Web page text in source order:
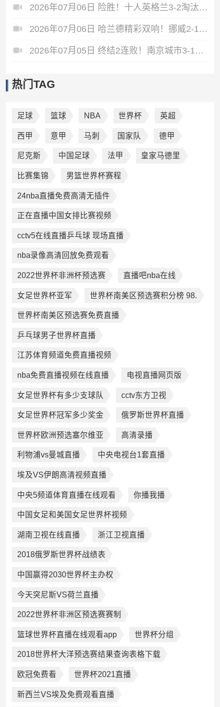
2026年07月06日 险胜！十人英格兰3-2淘汰墨西哥 贝林双响凯恩点射+送点宽萨直红
2026年07月06日 哈兰德精彩双响！挪威2-1淘汰五星巴西 内马尔点射吉马良斯失点
2026年07月05日 终结2连败！南京城市3-1佛山南狮 恩戈姆建功朱启文双响
热门TAG
足球 篮球 NBA 世界杯 英超
西甲 意甲 马刺 国家队 德甲
尼克斯 中国足球 法甲 皇家马德里
比赛集锦 男篮世界杯赛程
24nba直播免费高清无插件
正在直播中国女排比赛视频
cctv5在线直播乒乓球 现场直播
nba录像高清回放免费观看
2022世界杯非洲杯预选赛 直播吧nba在线
女足世界杯亚军 世界杯南美区预选赛积分榜 98.
世界杯南美区预选赛免费直播
乒乓球男子世界杯直播
江苏体育频道免费直播视频
nba免费直播视频在线直播 电视直播网页版
女足世界杯有多少支球队 cctv东方卫视
女足世界杯冠军多少奖金 俄罗斯世界杯直播
世界杯欧洲预选塞尔维亚 高清录播
利物浦vs曼城直播 中央电视台1套直播
埃及VS伊朗高清视频直播
中央5频道体育直播在线观看 你播我播
中国女足和美国女足世界杯视频
湖南卫视在线直播 浙江卫视直播
2018俄罗斯世界杯战绩表
中国赢得2030世界杯主办权
今天突尼斯VS荷兰直播
2022世界杯非洲区预选赛赛制
篮球世界杯直播在线观看app 世界杯分组
2018世界杯大洋预选赛结果查询表格下载
欧冠免费看 世界杯2021直播
新西兰VS埃及免费观看直播